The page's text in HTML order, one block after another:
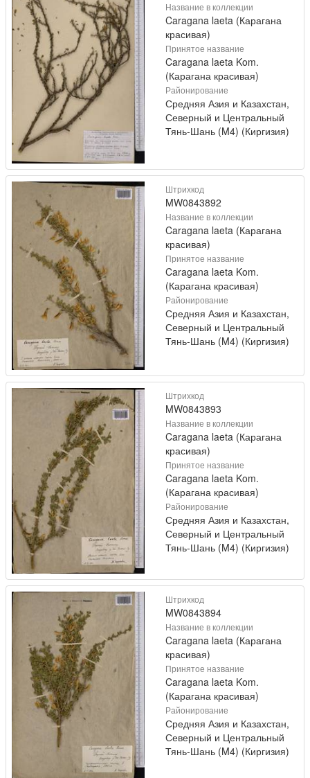
Название в коллекции
Caragana laeta (Карагана
красивая)
Принятое название
Caragana laeta Kom.
(Карагана красивая)
Районирование
Средняя Азия и Казахстан,
Северный и Центральный
Тянь-Шань (M4) (Киргизия)
Штрихкод
MW0843892
Название в коллекции
Caragana laeta (Карагана
красивая)
Принятое название
Caragana laeta Kom.
(Карагана красивая)
Районирование
Средняя Азия и Казахстан,
Северный и Центральный
Тянь-Шань (M4) (Киргизия)
Штрихкод
MW0843893
Название в коллекции
Caragana laeta (Карагана
красивая)
Принятое название
Caragana laeta Kom.
(Карагана красивая)
Районирование
Средняя Азия и Казахстан,
Северный и Центральный
Тянь-Шань (M4) (Киргизия)
Штрихкод
MW0843894
Название в коллекции
Caragana laeta (Карагана
красивая)
Принятое название
Caragana laeta Kom.
(Карагана красивая)
Районирование
Средняя Азия и Казахстан,
Северный и Центральный
Тянь-Шань (M4) (Киргизия)